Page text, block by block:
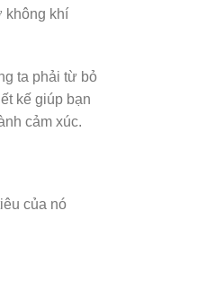
không khí
ta phải từ bỏ
kế giúp bạn
cảm xúc.
của nó